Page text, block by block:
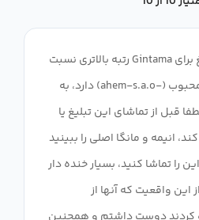
این واقعیت که یک تبلیغ برای Gintama رتبه بالاتری نسبت
به بسیاری از انیمه های محبوب (-ahem-s.a.o) دارد، به
قبل از تماشای این تبلیغ یا
انیمه و مانگا اصلی را ببینید
را تماشا کنید، بسیار خنده دار
واقعیت که آنها از